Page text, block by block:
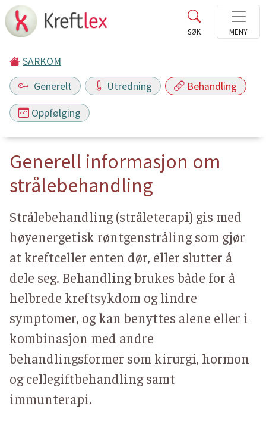
SARKOM
Generelt
Utredning Behandling
Oppfølging
Generell informasjon om
strålebehandling
Strålebehandling (stråleterapi) gis med
høyenergetisk røntgenstråling som gjør
at kreftceller enten dør, eller slutter å
dele seg. Behandling brukes både for å
helbrede kreftsykdom og lindre
symptomer, og kan benyttes alene eller i
kombinasjon med andre
behandlingsformer som kirurgi, hormon
og cellegiftbehandling samt
immunterapi.